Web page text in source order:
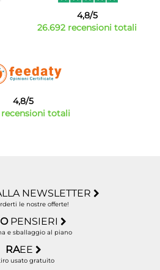
4,8/5
26.692 recensioni totali
4,8/5
recensioni totali
NEWSLETTER
le nostre offerte!
PENSIERI
e sballaggio al piano
RAEE
usato gratuito